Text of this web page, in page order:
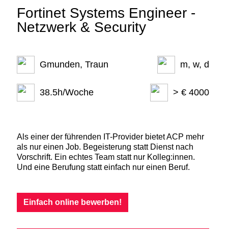
Fortinet Systems Engineer -
Netzwerk & Security
Gmunden, Traun m, w, d
38.5h/Woche > € 4000
Als einer der führenden IT-Provider bietet ACP mehr
als nur einen Job. Begeisterung statt Dienst nach
Vorschrift. Ein echtes Team statt nur Kolleg:innen.
Und eine Berufung statt einfach nur einen Beruf.
Einfach online bewerben!